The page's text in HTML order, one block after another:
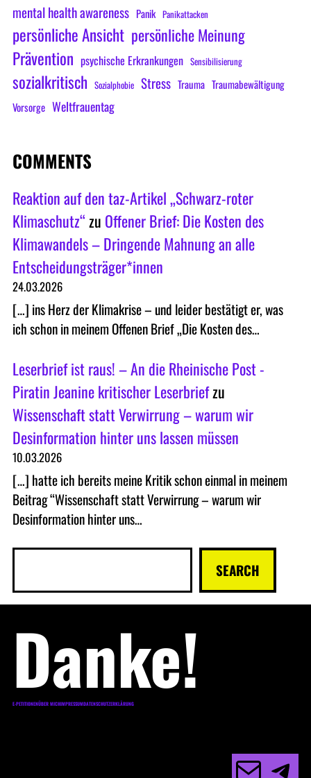
mental health awareness Panik Panikattacken
persönliche Ansicht persönliche Meinung
Prävention psychische Erkrankungen Sensibilisierung
sozialkritisch Sozialphobie Stress Trauma Traumabewältigung
Vorsorge Weltfrauentag
COMMENTS
Reaktion auf den taz-Artikel „Schwarz-roter
Klimaschutz“zu Offener Brief: Die Kosten des
Klimawandels – Dringende Mahnung an alle
Entscheidungsträger*innen
24.03.2026
[…] ins Herz der Klimakrise – und leider bestätigt er, was
ich schon in meinem Offenen Brief „Die Kosten des…
Leserbrief ist raus! – An die Rheinische Post -
Piratin Jeanine kritischer Leserbriefzu
Wissenschaft statt Verwirrung – warum wir
Desinformation hinter uns lassen müssen
10.03.2026
[…] hatte ich bereits meine Kritik schon einmal in meinem
Beitrag “Wissenschaft statt Verwirrung – warum wir
Desinformation hinter uns…
c
SEARCH
Danke!
E-PETITIONENÜBER MICHIMPRESSUMDATENSCHUTZERKLÄRUNG